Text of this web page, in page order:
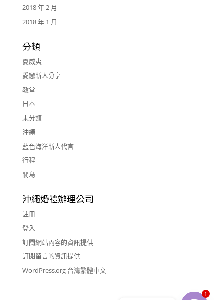
2018 年 2 月
2018 年 1 月
分類
夏威夷
愛戀新人分享
教堂
日本
未分類
沖繩
藍色海洋新人代言
行程
關島
沖繩婚禮辦理公司
註冊
登入
訂閱網站內容的資訊提供
訂閱留言的資訊提供
WordPress.org 台灣繁體中文
1